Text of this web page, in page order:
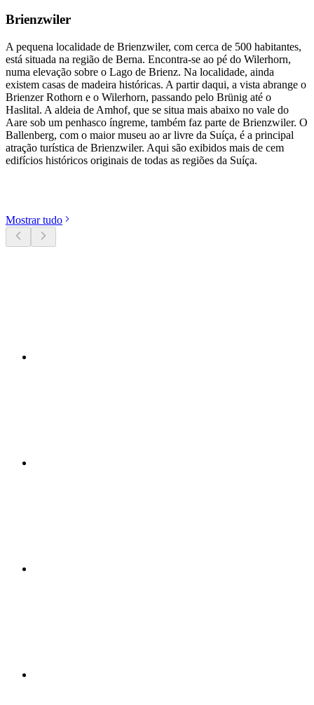
Brienzwiler
A pequena localidade de Brienzwiler, com cerca de 500 habitantes,
está situada na região de Berna. Encontra-se ao pé do Wilerhorn,
numa elevação sobre o Lago de Brienz. Na localidade, ainda
existem casas de madeira históricas. A partir daqui, a vista abrange o
Brienzer Rothorn e o Wilerhorn, passando pelo Brünig até o
Haslital. A aldeia de Amhof, que se situa mais abaixo no vale do
Aare sob um penhasco íngreme, também faz parte de Brienzwiler. O
Ballenberg, com o maior museu ao ar livre da Suíça, é a principal
atração turística de Brienzwiler. Aqui são exibidos mais de cem
edifícios históricos originais de todas as regiões da Suíça.
Mostrar tudo